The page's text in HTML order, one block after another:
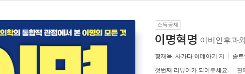
소득공제
이명혁명 이비인후과
황재옥, 사카타 히데아키 저 솔
첫번째 리뷰어가 되어주세요. 판